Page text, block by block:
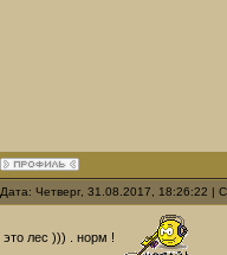
Дата: Четверг, 31.08.2017, 18:26:22 |
это лес ))) . норм !